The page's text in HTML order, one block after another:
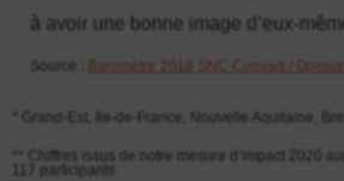
à avoir une bonne image d’eux-
Source : Baromètre 2018 SNC Comisis /
* Grand-Est, Ile-de-France, Nouvelle Aquitaine,
** Chiffres issus de notre mesure d’impact 2020
117 participants